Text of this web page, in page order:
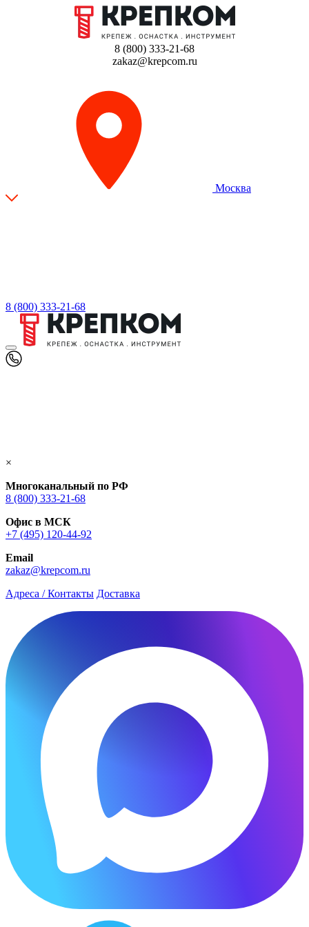
8 (800) 333-21-68
zakaz@krepcom.ru
Москва
8 (800) 333-21-68
×
Многоканальный по РФ
8 (800) 333‑21-68
Офис в МСК
+7 (495) 120-44-92
Email
zakaz@krepcom.ru
Адреса / Контакты Доставка